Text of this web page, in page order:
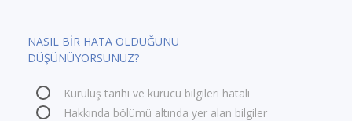
NASIL BİR HATA OLDUĞUNU
DÜŞÜNÜYORSUNUZ?
Kuruluş tarihi ve kurucu bilgileri hatalı
Hakkında bölümü altında yer alan bilgiler